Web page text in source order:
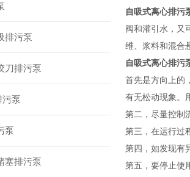
排污泵
刀排污泵
污泵
泵
塞排污泵
自吸式离心排污
阀和灌引水，又
维、浆料和混合
自吸式离心排污
首先是方向上的
有无松动现象。
第二，尽量控制
第三，在运行过
第四，如发现有
第五，要停止使